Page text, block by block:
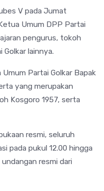
V pada Jumat
Umum DPP Partai
pengurus, tokoh
lainnya.
Partai Golkar Bapak
yang merupakan
Kosgoro 1957, serta
resmi, seluruh
pada pukul 12.00 hingga
resmi dari